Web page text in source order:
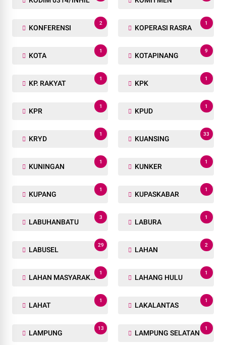
KONFERENSI
2
KOPERASI RASRA
1
KOTA
1
KOTAPINANG
9
KP. RAKYAT
1
KPK
1
KPR
1
KPUD
1
KRYD
1
KUANSING
33
KUNINGAN
1
KUNKER
1
KUPANG
1
KUPASKABAR
1
LABUHANBATU
3
LABURA
1
LABUSEL
29
LAHAN
2
LAHAN MASYARAKAT
1
LAHANG HULU
1
LAHAT
1
LAKALANTAS
1
LAMPUNG
13
LAMPUNG SELATAN
1